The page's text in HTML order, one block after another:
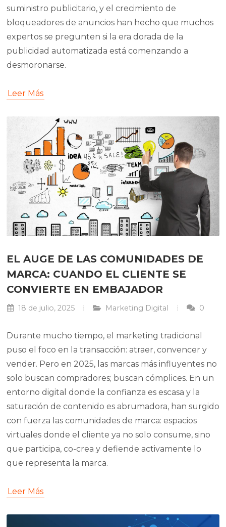
suministro publicitario, y el crecimiento de
bloqueadores de anuncios han hecho que muchos
expertos se pregunten si la era dorada de la
publicidad automatizada está comenzando a
desmoronarse.
Leer Más
EL AUGE DE LAS COMUNIDADES DE
MARCA: CUANDO EL CLIENTE SE
CONVIERTE EN EMBAJADOR
18 de julio, 2025 Marketing Digital 0
Durante mucho tiempo, el marketing tradicional
puso el foco en la transacción: atraer, convencer y
vender. Pero en 2025, las marcas más influyentes no
solo buscan compradores; buscan cómplices. En un
entorno digital donde la confianza es escasa y la
saturación de contenido es abrumadora, han surgido
con fuerza las comunidades de marca: espacios
virtuales donde el cliente ya no solo consume, sino
que participa, co-crea y defiende activamente lo
que representa la marca.
Leer Más